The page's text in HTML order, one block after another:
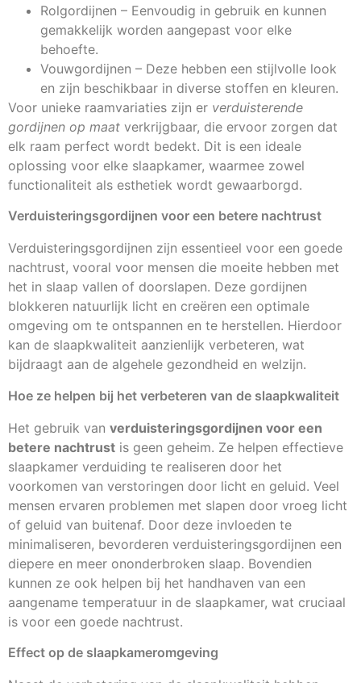
Rolgordijnen – Eenvoudig in gebruik en kunnen
gemakkelijk worden aangepast voor elke
behoefte.
Vouwgordijnen – Deze hebben een stijlvolle look
en zijn beschikbaar in diverse stoffen en kleuren.
Voor unieke raamvariaties zijn er verduisterende
gordijnen op maat verkrijgbaar, die ervoor zorgen dat
elk raam perfect wordt bedekt. Dit is een ideale
oplossing voor elke slaapkamer, waarmee zowel
functionaliteit als esthetiek wordt gewaarborgd.
Verduisteringsgordijnen voor een betere nachtrust
Verduisteringsgordijnen zijn essentieel voor een goede
nachtrust, vooral voor mensen die moeite hebben met
het in slaap vallen of doorslapen. Deze gordijnen
blokkeren natuurlijk licht en creëren een optimale
omgeving om te ontspannen en te herstellen. Hierdoor
kan de slaapkwaliteit aanzienlijk verbeteren, wat
bijdraagt aan de algehele gezondheid en welzijn.
Hoe ze helpen bij het verbeteren van de slaapkwaliteit
Het gebruik van verduisteringsgordijnen voor een
betere nachtrust is geen geheim. Ze helpen effectieve
slaapkamer verduiding te realiseren door het
voorkomen van verstoringen door licht en geluid. Veel
mensen ervaren problemen met slapen door vroeg licht
of geluid van buitenaf. Door deze invloeden te
minimaliseren, bevorderen verduisteringsgordijnen een
diepere en meer ononderbroken slaap. Bovendien
kunnen ze ook helpen bij het handhaven van een
aangename temperatuur in de slaapkamer, wat cruciaal
is voor een goede nachtrust.
Effect op de slaapkameromgeving